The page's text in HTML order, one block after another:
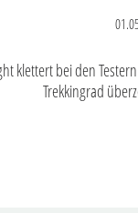
klettert bei den
Trekkingrad